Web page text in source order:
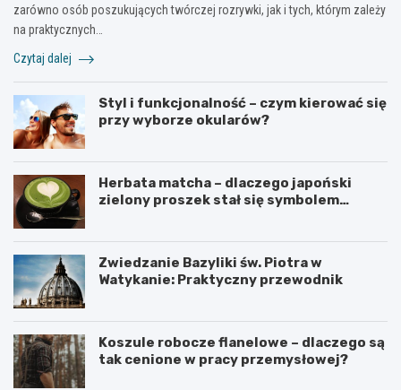
zarówno osób poszukujących twórczej rozrywki, jak i tych, którym zależy
na praktycznych…
Czytaj dalej
Styl i funkcjonalność – czym kierować się
przy wyborze okularów?
Herbata matcha – dlaczego japoński
zielony proszek stał się symbolem
Zwiedzanie Bazyliki św. Piotra w
Watykanie: Praktyczny przewodnik
Koszule robocze flanelowe – dlaczego są
tak cenione w pracy przemysłowej?
C
C